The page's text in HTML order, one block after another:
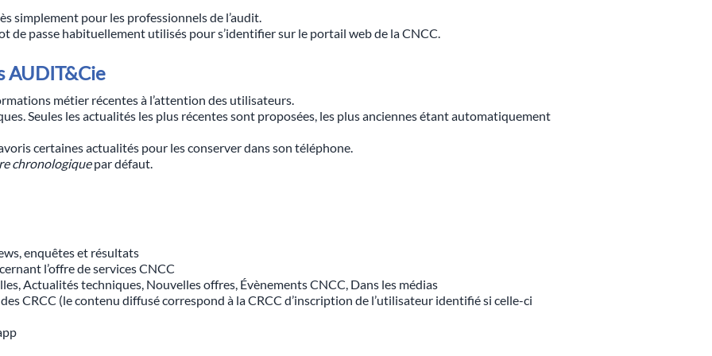
simplement pour les professionnels de l’audit.
de passe habituellement utilisés pour s’identifier sur le portail web de la CNCC.
AUDIT&Cie
métier récentes à l’attention des utilisateurs.
Seules les actualités les plus récentes sont proposées, les plus anciennes étant automatiquement
certaines actualités pour les conserver dans son téléphone.
chronologiquepar défaut.
enquêtes et résultats
l’offre de services CNCC
Actualités techniques, Nouvelles offres, Évènements CNCC, Dans les médias
CRCC (le contenu diffusé correspond à la CRCC d’inscription de l’utilisateur identifié si celle-ci